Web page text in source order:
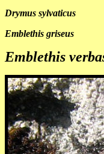
Drymus sylvaticus
Emblethis griseus
Emblethis